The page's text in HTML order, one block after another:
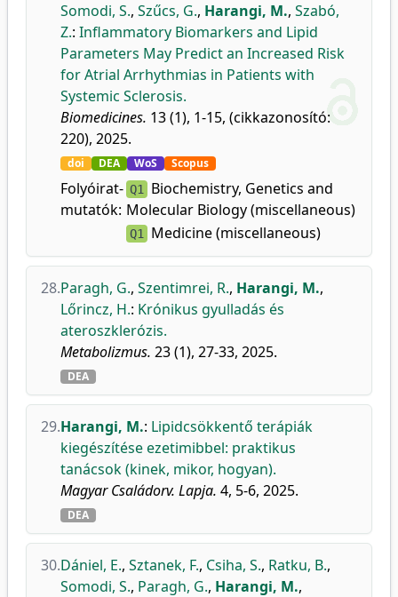
Somodi, S., Szűcs, G., Harangi, M., Szabó,
Z.: Inflammatory Biomarkers and Lipid
Parameters May Predict an Increased Risk
for Atrial Arrhythmias in Patients with
Systemic Sclerosis.
Biomedicines. 13 (1), 1-15, (cikkazonosító:
220), 2025.
doi DEA WoS Scopus
Folyóirat-
mutatók:
Q1 Biochemistry, Genetics and
Molecular Biology (miscellaneous)
Q1 Medicine (miscellaneous)
28.Paragh, G., Szentimrei, R., Harangi, M.,
Lőrincz, H.: Krónikus gyulladás és
ateroszklerózis.
Metabolizmus. 23 (1), 27-33, 2025.
DEA
29.Harangi, M.: Lipidcsökkentő terápiák
kiegészítése ezetimibbel: praktikus
tanácsok (kinek, mikor, hogyan).
Magyar Családorv. Lapja. 4, 5-6, 2025.
DEA
30.Dániel, E., Sztanek, F., Csiha, S., Ratku, B.,
Somodi, S., Paragh, G., Harangi, M.,